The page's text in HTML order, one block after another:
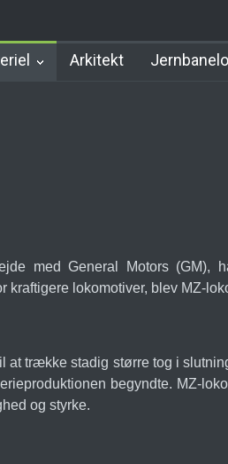
Arkitekt
med General Motors (GM),
kraftigere lokomotiver, blev MZ-
at trække stadig større tog i
begyndte. MZ-
og styrke.